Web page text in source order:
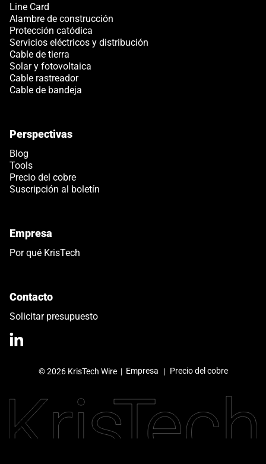
Line Card
Alambre de construcción
Protección catódica
Servicios eléctricos y distribución
Cable de tierra
Solar y fotovoltaica
Cable rastreador
Cable de bandeja
Perspectivas
Blog
Tools
Precio del cobre
Suscripción al boletín
Empresa
Por qué KrisTech
Contacto
Solicitar presupuesto
© 2026 KrisTech Wire| Empresa Precio del cobre